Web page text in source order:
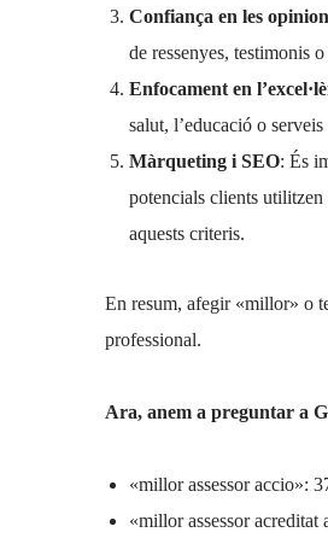
Confiança en les
de ressenyes, testimonis
Enfocament en
salut, l’educació o
Màrqueting i SEO: És
potencials clients utilitzen
aquests criteris.
En resum, afegir «millor» o
professional.
Ara, anem a preguntar a
«millor assessor accio»:
«millor assessor acreditat